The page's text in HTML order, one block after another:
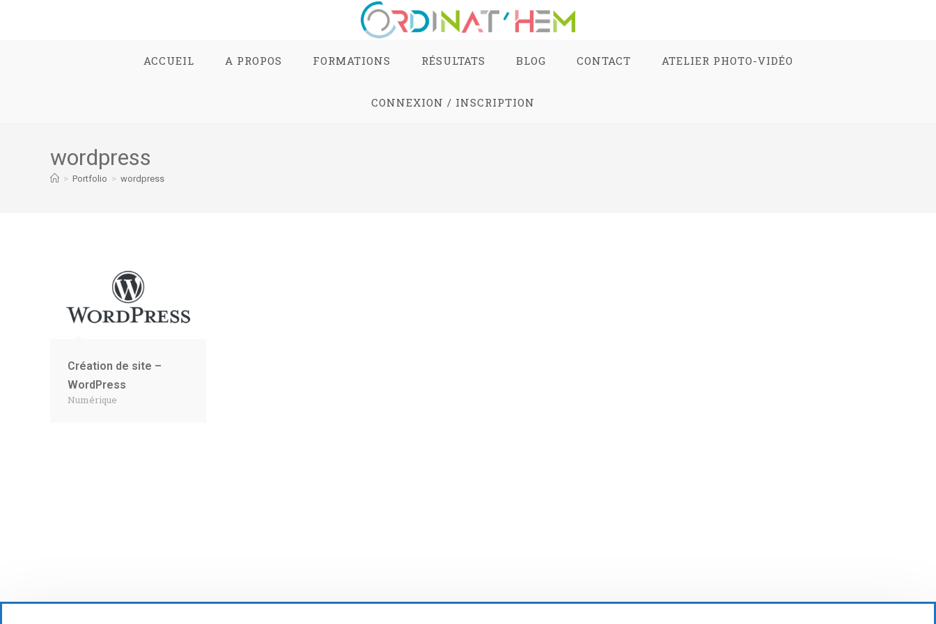
ACCUEIL A PROPOS FORMATIONS RÉSULTATS BLOG CONTACT ATELIER PHOTO-VIDÉO
CONNEXION / INSCRIPTION
wordpress
> Portfolio > wordpress
Création de site –
WordPress
Numérique